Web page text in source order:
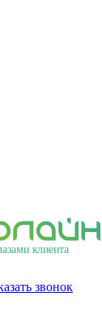
клиента
звонок